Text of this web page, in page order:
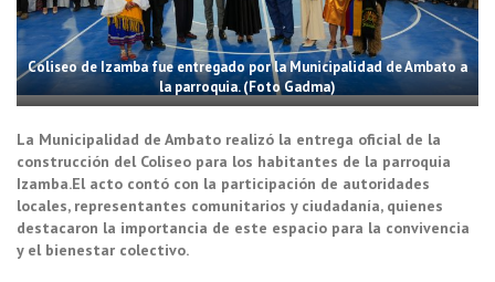
Coliseo de Izamba fue entregado por la Municipalidad de Ambato a
la parroquia. (Foto Gadma)
La Municipalidad de Ambato realizó la entrega oficial de la
construcción del Coliseo para los habitantes de la parroquia
Izamba.El acto contó con la participación de autoridades
locales, representantes comunitarios y ciudadanía, quienes
destacaron la importancia de este espacio para la convivencia
y el bienestar colectivo.